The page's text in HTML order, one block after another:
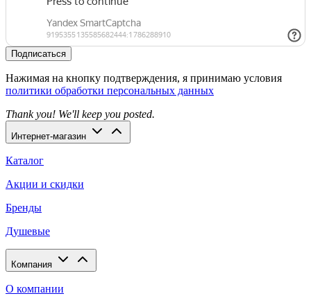
Подписаться
Нажимая на кнопку подтверждения, я принимаю условия
политики обработки персональных данных
Thank you! We'll keep you posted.
Интернет-магазин
Каталог
Акции и скидки
Бренды
Душевые
Компания
О компании